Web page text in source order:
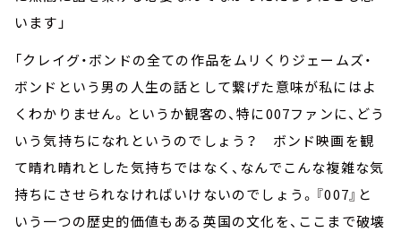
います」
「クレイグ・ボンドの全ての作品をムリくりジェームズ・
ボンドという男の人生の話として繋げた意味が私にはよ
くわかりません。というか観客の、特に007ファンに、どう
いう気持ちになれというのでしょう？ ボンド映画を観
て晴れ晴れとした気持ちではなく、なんでこんな複雑な気
持ちにさせられなければいけないのでしょう。『007』と
いう一つの歴史的価値もある英国の文化を、ここまで破壊